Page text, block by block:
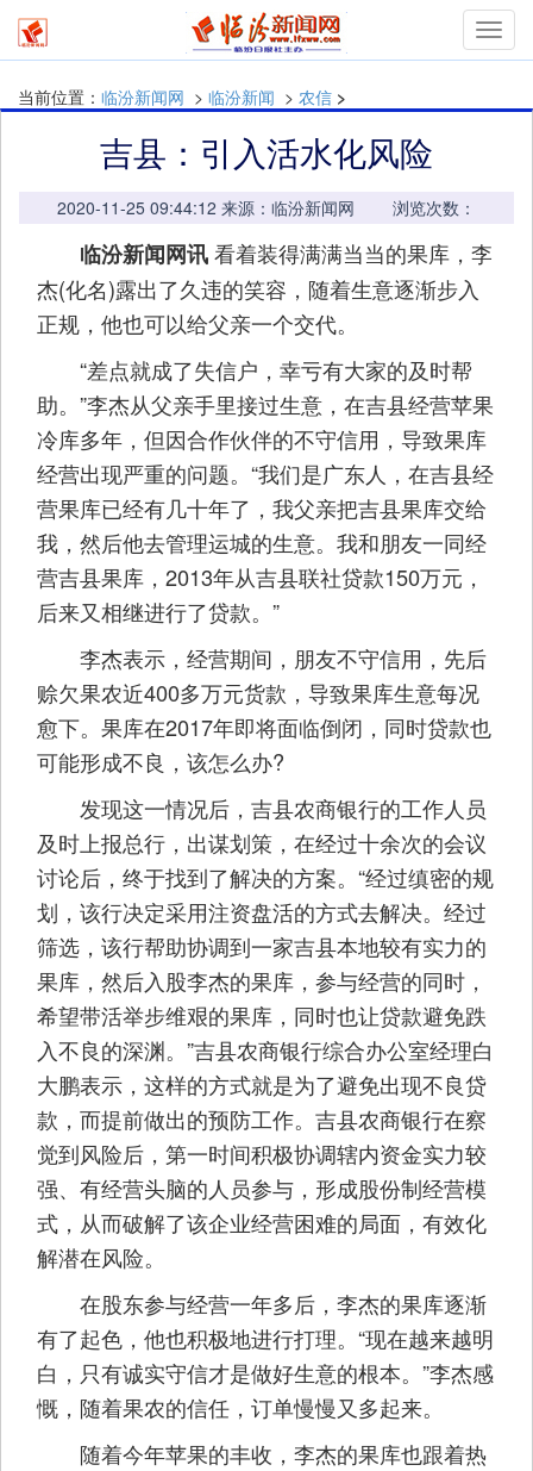
当前位置： 临汾新闻网 > 临汾新闻 > 农信 >
吉县：引入活水化风险
2020-11-25 09:44:12 来源：临汾新闻网 浏览次数：
临汾新闻网讯看着装得满满当当的果库，李
杰(化名)露出了久违的笑容，随着生意逐渐步入
正规，他也可以给父亲一个交代。
“差点就成了失信户，幸亏有大家的及时帮
助。”李杰从父亲手里接过生意，在吉县经营苹果
冷库多年，但因合作伙伴的不守信用，导致果库
经营出现严重的问题。“我们是广东人，在吉县经
营果库已经有几十年了，我父亲把吉县果库交给
我，然后他去管理运城的生意。我和朋友一同经
营吉县果库，2013年从吉县联社贷款150万元，
后来又相继进行了贷款。”
李杰表示，经营期间，朋友不守信用，先后
赊欠果农近400多万元货款，导致果库生意每况
愈下。果库在2017年即将面临倒闭，同时贷款也
可能形成不良，该怎么办?
发现这一情况后，吉县农商银行的工作人员
及时上报总行，出谋划策，在经过十余次的会议
讨论后，终于找到了解决的方案。“经过缜密的规
划，该行决定采用注资盘活的方式去解决。经过
筛选，该行帮助协调到一家吉县本地较有实力的
果库，然后入股李杰的果库，参与经营的同时，
希望带活举步维艰的果库，同时也让贷款避免跌
入不良的深渊。”吉县农商银行综合办公室经理白
大鹏表示，这样的方式就是为了避免出现不良贷
款，而提前做出的预防工作。吉县农商银行在察
觉到风险后，第一时间积极协调辖内资金实力较
强、有经营头脑的人员参与，形成股份制经营模
式，从而破解了该企业经营困难的局面，有效化
解潜在风险。
在股东参与经营一年多后，李杰的果库逐渐
有了起色，他也积极地进行打理。“现在越来越明
白，只有诚实守信才是做好生意的根本。”李杰感
慨，随着果农的信任，订单慢慢又多起来。
随着今年苹果的丰收，李杰的果库也跟着热